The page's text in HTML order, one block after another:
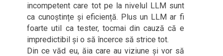
incompetent care tot pe la nivelul LLM sunt
ca cunoștințe și eficiență. Plus un LLM ar fi
foarte util ca tester, tocmai din cauză că e
impredictibil și o să încerce să strice tot.
Din ce văd eu, ăia care au viziune și vor să